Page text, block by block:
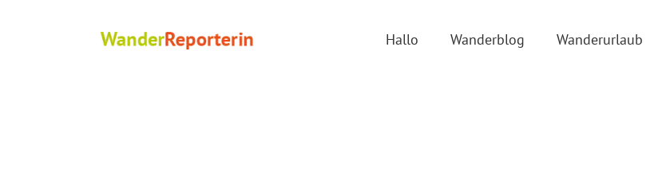
Hallo Wanderblog Wanderurlaub